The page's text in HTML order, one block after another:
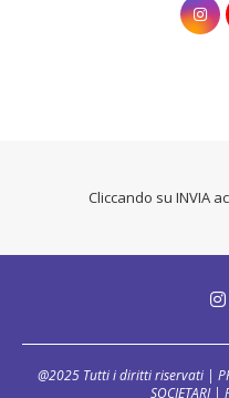
Cliccando su INVIA
@2025 Tutti i diritti riservati |
SOCIETARI|